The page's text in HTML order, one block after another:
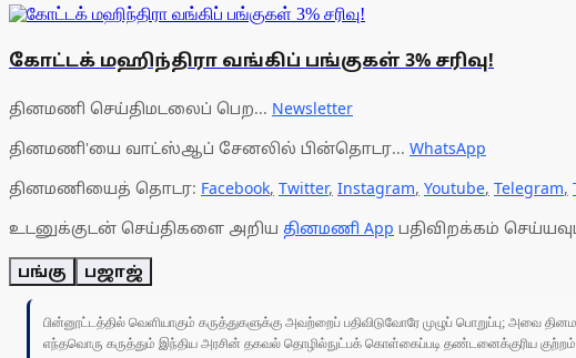
கோட்டக் மஹிந்திரா வங்கிப் பங்குகள் 3% சரிவு!
தினமணி செய்திமடலைப் பெற... Newsletter
தினமணி'யை வாட்ஸ்ஆப் சேனலில் பின்தொடர... WhatsApp
தினமணியைத் தொடர: Facebook, Twitter, Instagram, Youtube, Telegram,
உடனுக்குடன் செய்திகளை அறிய தினமணி App பதிவிறக்கம்
பங்கு பஜாஜ்
பின்னூட்டத்தில் வெளியாகும் கருத்துகளுக்கு அவற்றைப் பதிவிடுவோரே முழுப் பொறுப்பு; அவை
எந்தவொரு கருத்தும் இந்திய அரசின் தகவல் தொழில்நுட்பக் கொள்கைப்படி தண்டனைக்குரிய குற்றம்.